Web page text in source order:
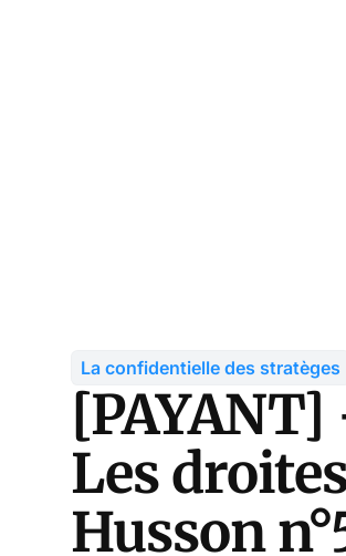
La confidentielle des stratèges
[PAYANT]
Les
Husson